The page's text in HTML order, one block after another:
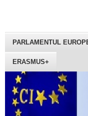
PARLAMENTUL
ERASMUS+